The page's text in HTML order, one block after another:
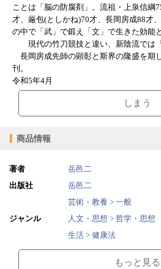
ことは「脳の防腐剤」。流祖・上泉信綱
才、厳包(としかね)70才、長岡房成88才
の中で「武」で鍛え「文」で生きた効能
現代の竹刀競技と違い、新陰流では「
長岡房成先師の顕彰と斯界の隆盛を期
刊。
令和5年4月
しまう
商品情報
著者
岳邑二
出版社
岳邑二
ジャンル
芸術・教養 > 一般
人文・思想 > 哲学・思想
生活 > 健康法
販売開始日
2023/04/01
もっと見る